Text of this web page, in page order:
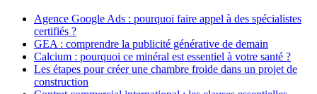
Agence Google Ads : pourquoi faire appel à des spécialistes
certifiés ?
GEA : comprendre la publicité générative de demain
Calcium : pourquoi ce minéral est essentiel à votre santé ?
Les étapes pour créer une chambre froide dans un projet de
construction